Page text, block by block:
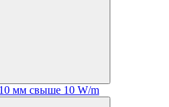
мм свыше 10 W/m